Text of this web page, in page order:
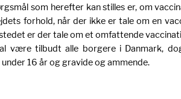
som herefter kan stilles er, om
forhold, når der ikke er tale om en
er der tale om et omfattende
være tilbudt alle borgere i Danmark,
16 år og gravide og ammende.